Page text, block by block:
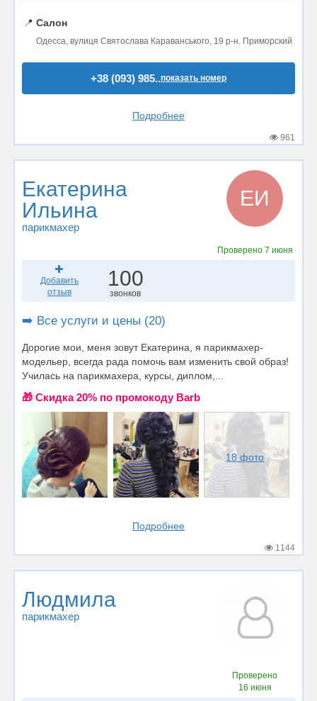
📍 Салон
Одесса, вулиця Святослава Караванського, 19 р-н. Приморский
+38 (093) 985..показать номер
Подробнее
961
Екатерина
Ильина
парикмахер
ЕИ
Проверено 7 июня
Добавить
отзыв
100
звонков
➡️ Все услуги и цены (20)
Дорогие мои, меня зовут Екатерина, я парикмахер-
модельер, всегда рада помочь вам изменить свой образ!
Училась на парикмахера, курсы, диплом,...
🎁 Cкидка 20% по промокоду Barb
18 фото
Подробнее
1144
Людмила
парикмахер
Проверено
16 июня